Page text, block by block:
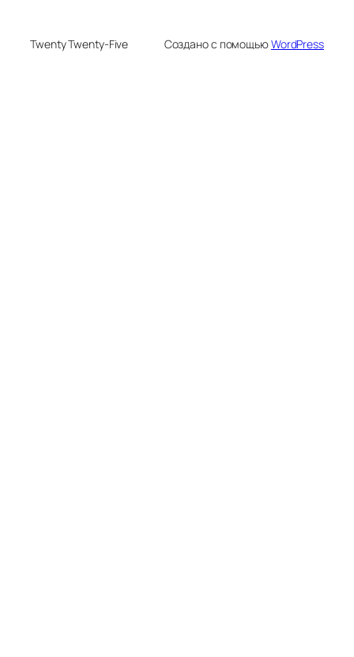
Twenty Twenty-Five Создано с помощьюWordPress